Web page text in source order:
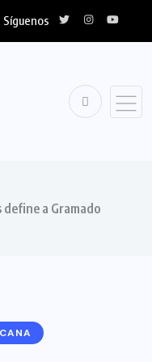
Síguenos
a Gramado